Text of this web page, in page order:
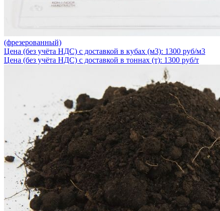
(фрезерованный)
Цена (без учёта НДС) с доставкой в кубах (м3): 1300 руб/м3
Цена (без учёта НДС) с доставкой в тоннах (т): 1300 руб/т